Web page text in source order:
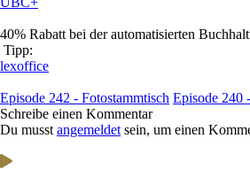
40% Rabatt bei der automatisierten
Tipp:
lexoffice
Episode 242 - Fotostammtisch Episode 240
Schreibe einen Kommentar
Du musst angemeldet sein, um einen